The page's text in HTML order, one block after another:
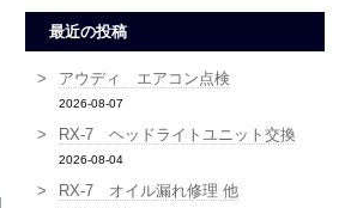
最近の投稿
アウディ エアコン点検
2026-08-07
RX-7 ヘッドライトユニット交換
2026-08-04
RX-7 オイル漏れ修理 他